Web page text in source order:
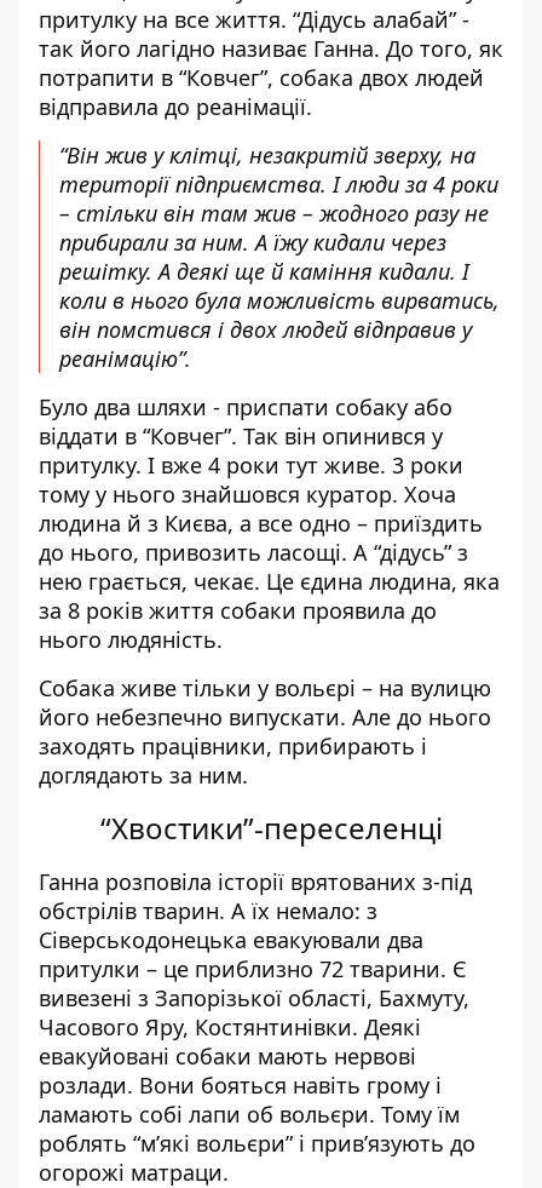
притулку на все життя. “Дідусь алабай” -
так його лагідно називає Ганна. До того, як
потрапити в “Ковчег”, собака двох людей
відправила до реанімації.
“Він жив у клітці, незакритій зверху, на
території підприємства. І люди за 4 роки
– стільки він там жив – жодного разу не
прибирали за ним. А їжу кидали через
решітку. А деякі ще й каміння кидали. І
коли в нього була можливість вирватись,
він помстився і двох людей відправив у
реанімацію”.
Було два шляхи - приспати собаку або
віддати в “Ковчег”. Так він опинився у
притулку. І вже 4 роки тут живе. 3 роки
тому у нього знайшовся куратор. Хоча
людина й з Києва, а все одно – приїздить
до нього, привозить ласощі. А “дідусь” з
нею грається, чекає. Це єдина людина, яка
за 8 років життя собаки проявила до
нього людяність.
Собака живе тільки у вольєрі – на вулицю
його небезпечно випускати. Але до нього
заходять працівники, прибирають і
доглядають за ним.
“Хвостики”-переселенці
Ганна розповіла історії врятованих з-під
обстрілів тварин. А їх немало: з
Сіверськодонецька евакуювали два
притулки – це приблизно 72 тварини. Є
вивезені з Запорізької області, Бахмуту,
Часового Яру, Костянтинівки. Деякі
евакуйовані собаки мають нервові
розлади. Вони бояться навіть грому і
ламають собі лапи об вольєри. Тому їм
роблять “м’які вольєри” і прив’язують до
огорожі матраци.